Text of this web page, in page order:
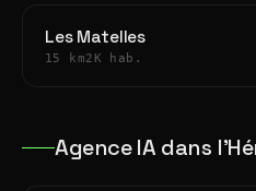
Les Matelles
15 km2K hab.
Agence IA dans